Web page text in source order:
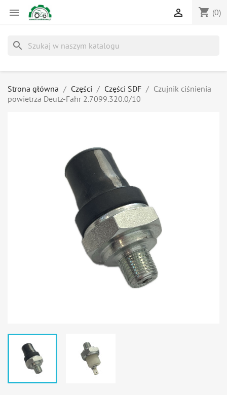
 shopping_cart (0)

search
Strona główna Części Części SDF
Czujnik ciśnienia
powietrza Deutz-Fahr 2.7099.320.0/10